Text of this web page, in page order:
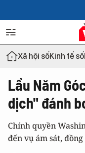
Xã hội sốKinh tế số
Lầu Năm
dịch" đánh
Chính quyền
đến vụ ám sát,